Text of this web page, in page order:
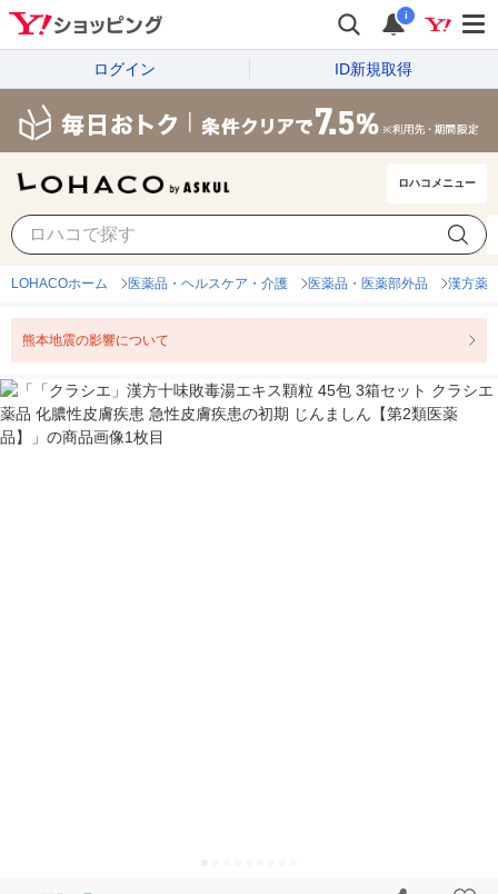
i
ログイン ID新規取得
ロハコメニュー
LOHACOホーム 医薬品・ヘルスケア・介護 医薬品・医薬部外品 漢方薬
熊本地震の影響について